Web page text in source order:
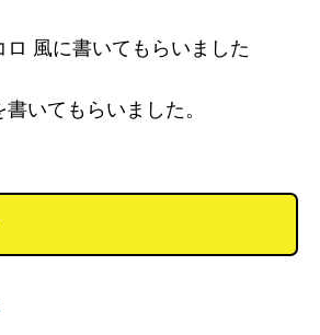
風に書いてもらいました
いてもらいました。